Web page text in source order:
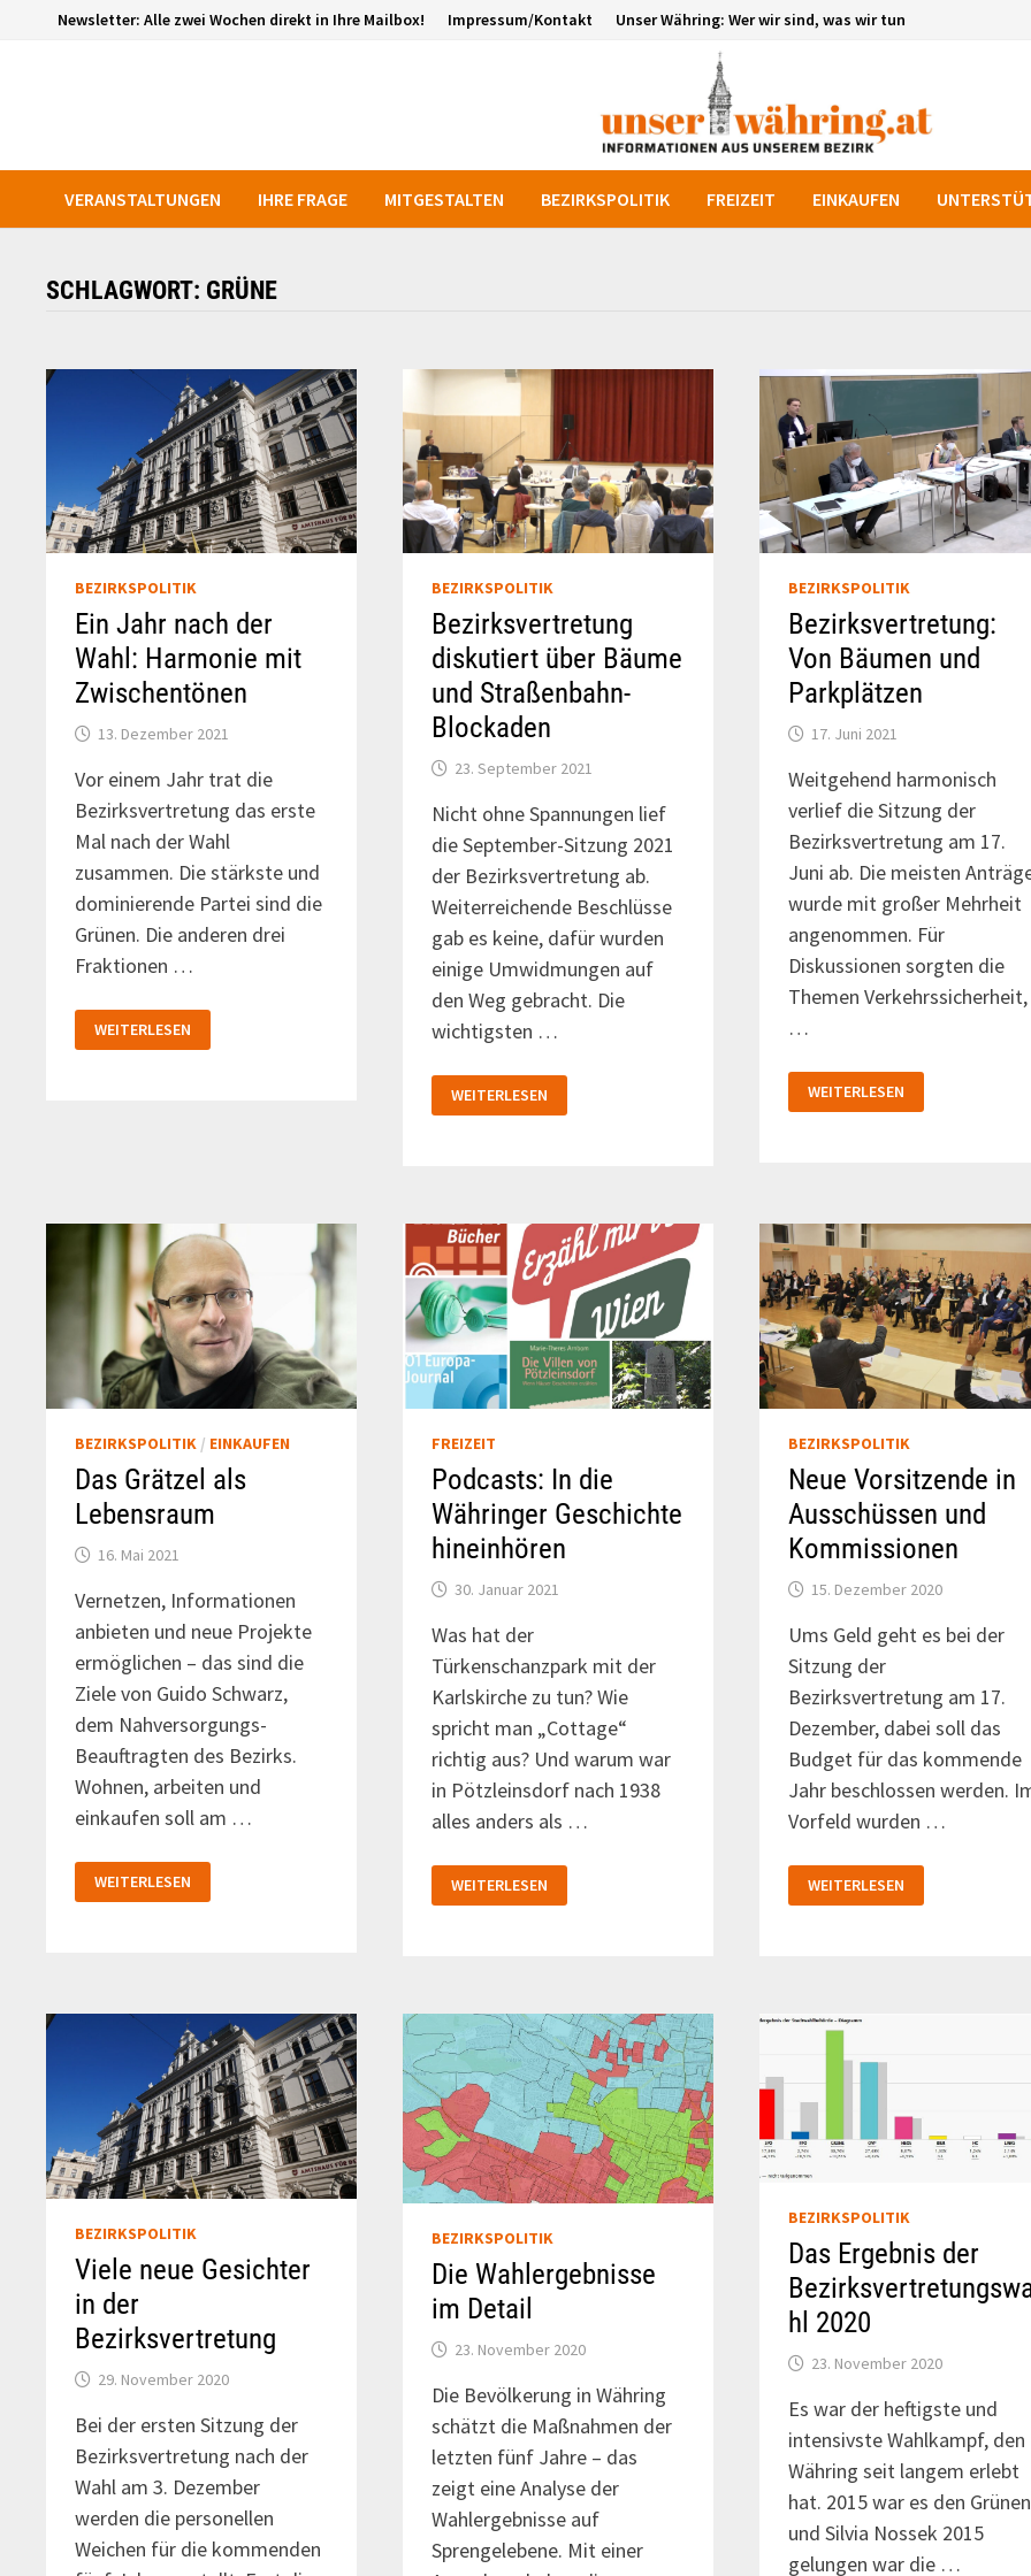
Newsletter: Alle zwei Wochen direkt in Ihre Mailbox! Impressum/Kontakt Unser Währing: Wer wir sind, was wir tun
VERANSTALTUNGEN IHRE FRAGE MITGESTALTEN BEZIRKSPOLITIK FREIZEIT EINKAUFEN
SCHLAGWORT: GRÜNE
BEZIRKSPOLITIK
Ein Jahr nach der
Wahl: Harmonie mit
Zwischentönen
13. Dezember 2021
Vor einem Jahr trat die
Bezirksvertretung das erste
Mal nach der Wahl
zusammen. Die stärkste und
dominierende Partei sind die
Grünen. Die anderen drei
Fraktionen …
JAHR
NACH
WEITERLESEN
BEZIRKSPOLITIK
Bezirksvertretung
diskutiert über Bäume
und Straßenbahn-
Blockaden
23. September 2021
Nicht ohne Spannungen lief
die September-Sitzung 2021
der Bezirksvertretung ab.
Weiterreichende Beschlüsse
gab es keine, dafür wurden
einige Umwidmungen auf
den Weg gebracht. Die
wichtigsten …
DISKUTIERT
ÜBER
WEITERLESEN
BEZIRKSPOLITIK
Bezirksvertretung:
Von Bäumen und
Parkplätzen
17. Juni 2021
Weitgehend harmonisch
verlief die Sitzung der
Bezirksvertretung am 17.
Juni ab. Die meisten
wurde mit großer Mehrheit
angenommen. Für
Diskussionen sorgten die
Themen Verkehrssicherheit,
…
VON
BÄUMEN
WEITERLESEN
BEZIRKSPOLITIK / EINKAUFEN
Das Grätzel als
Lebensraum
16. Mai 2021
Vernetzen, Informationen
anbieten und neue Projekte
ermöglichen – das sind die
Ziele von Guido Schwarz,
dem Nahversorgungs-
Beauftragten des Bezirks.
Wohnen, arbeiten und
einkaufen soll am …
GRÄTZEL
ALS
WEITERLESEN
FREIZEIT
Podcasts: In die
Währinger Geschichte
hineinhören
30. Januar 2021
Was hat der
Türkenschanzpark mit der
Karlskirche zu tun? Wie
spricht man „Cottage“
richtig aus? Und warum war
in Pötzleinsdorf nach 1938
alles anders als …
IN
DIE
WEITERLESEN
BEZIRKSPOLITIK
Neue Vorsitzende in
Ausschüssen und
Kommissionen
15. Dezember 2020
Ums Geld geht es bei der
Sitzung der
Bezirksvertretung am 17.
Dezember, dabei soll das
Budget für das kommende
Jahr beschlossen werden.
Vorfeld wurden …
VORSITZENDE
IN
WEITERLESEN
BEZIRKSPOLITIK
Viele neue Gesichter
in der
Bezirksvertretung
29. November 2020
Bei der ersten Sitzung der
Bezirksvertretung nach der
Wahl am 3. Dezember
werden die personellen
Weichen für die kommenden
BEZIRKSPOLITIK
Die Wahlergebnisse
im Detail
23. November 2020
Die Bevölkerung in Währing
schätzt die Maßnahmen der
letzten fünf Jahre – das
zeigt eine Analyse der
Wahlergebnisse auf
Sprengelebene. Mit einer
BEZIRKSPOLITIK
Das Ergebnis der
hl 2020
23. November 2020
Es war der heftigste und
intensivste Wahlkampf, den
Währing seit langem erlebt
hat. 2015 war es den Grünen
und Silvia Nossek 2015
gelungen war die …